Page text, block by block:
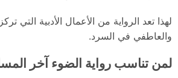
لهذا تعد الرواية من الأعمال الأدبية التي
والعاطفي في السرد.
لمن تناسب رواية الضوء آخر